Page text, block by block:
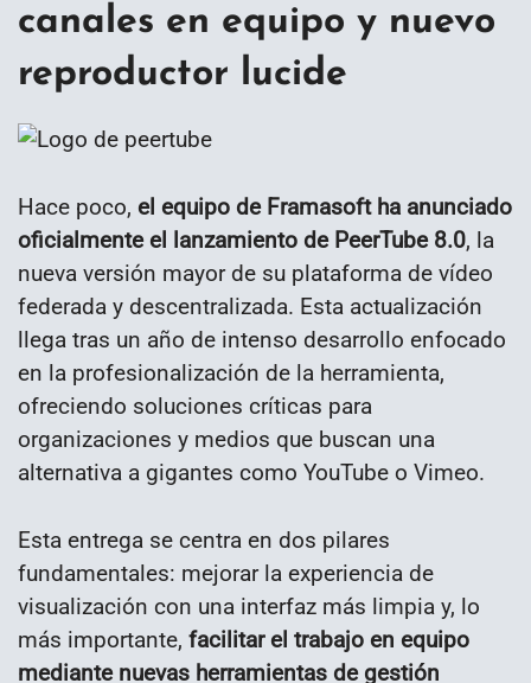
canales en equipo y nuevo
reproductor lucide
Hace poco, el equipo de Framasoft ha anunciado
oficialmente el lanzamiento de PeerTube 8.0, la
nueva versión mayor de su plataforma de vídeo
federada y descentralizada. Esta actualización
llega tras un año de intenso desarrollo enfocado
en la profesionalización de la herramienta,
ofreciendo soluciones críticas para
organizaciones y medios que buscan una
alternativa a gigantes como YouTube o Vimeo.
Esta entrega se centra en dos pilares
fundamentales: mejorar la experiencia de
visualización con una interfaz más limpia y, lo
más importante, facilitar el trabajo en equipo
mediante nuevas herramientas de gestión